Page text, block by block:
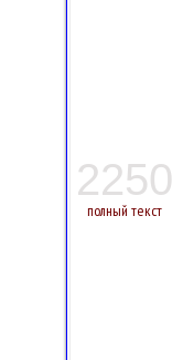
2250
полный текст